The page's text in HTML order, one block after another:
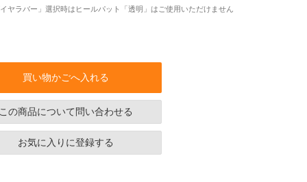
ヤラバー」選択時はヒールパット「透明」はご使用いただけません
買い物かごへ入れる
の商品について問い合わせる
お気に入りに登録する